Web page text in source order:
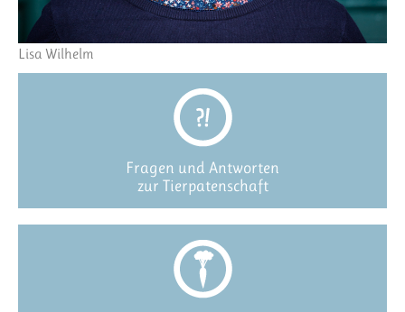
Lisa Wilhelm
Fragen und Antworten
zur Tierpatenschaft